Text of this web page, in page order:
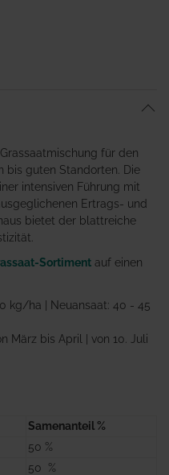
für den
bis guten Standorten. Die
intensiven Führung mit
Ertrags- und
bietet der blattreiche
Sortiment auf einen
kg/ha | Neuansaat: 40 - 45
März bis April | von 10. Juli
Samenanteil %
50 %
50 %